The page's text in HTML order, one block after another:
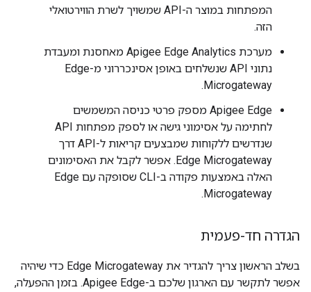
המפתחות במוצר ה-API שמשויך לשרת הווירטואלי
הזה.
מערכת Apigee Edge Analytics מאחסנת ומעבדת
נתוני API שנשלחים באופן אסינכררוני מ-Edge
Microgateway.
‏Apigee Edge מספק פרטי כניסה המשמשים
לחתימה על אסימוני גישה או לספק מפתחות API
שנדרשים ללקוחות שמבצעים קריאות ל-API דרך
Edge Microgateway. אפשר לקבל את האסימונים
האלה באמצעות פקודה ב-CLI שסופקה עם Edge
Microgateway.
הגדרה חד-פעמית
בשלב הראשון צריך להגדיר את Edge Microgateway כדי שיהיה
אפשר לתקשר עם הארגון שלכם ב-Apigee Edge. בזמן ההפעלה,